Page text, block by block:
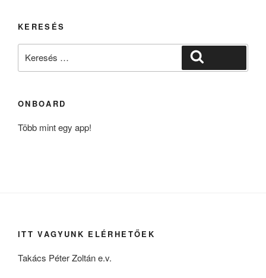
KERESÉS
ONBOARD
Több mint egy app!
ITT VAGYUNK ELÉRHETŐEK
Takács Péter Zoltán e.v.